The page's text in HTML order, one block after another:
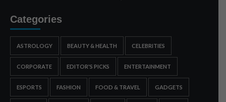
Categories
ASTROLOGY BEAUTY & HEALTH CELEBRITIES
CORPORATE EDITOR'S PICKS ENTERTAINMENT
ESPORTS FASHION FOOD & TRAVEL GADGETS